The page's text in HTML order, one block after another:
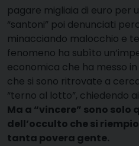
pagare migliaia di euro per
“santoni” poi denunciati
minacciando malocchio e
fenomeno ha subìto
economica che ha messo
che si sono ritrovate a
“terno al lotto”, chiedendo
Ma a “vincere” sono
dell’occulto che si
tanta povera gente.